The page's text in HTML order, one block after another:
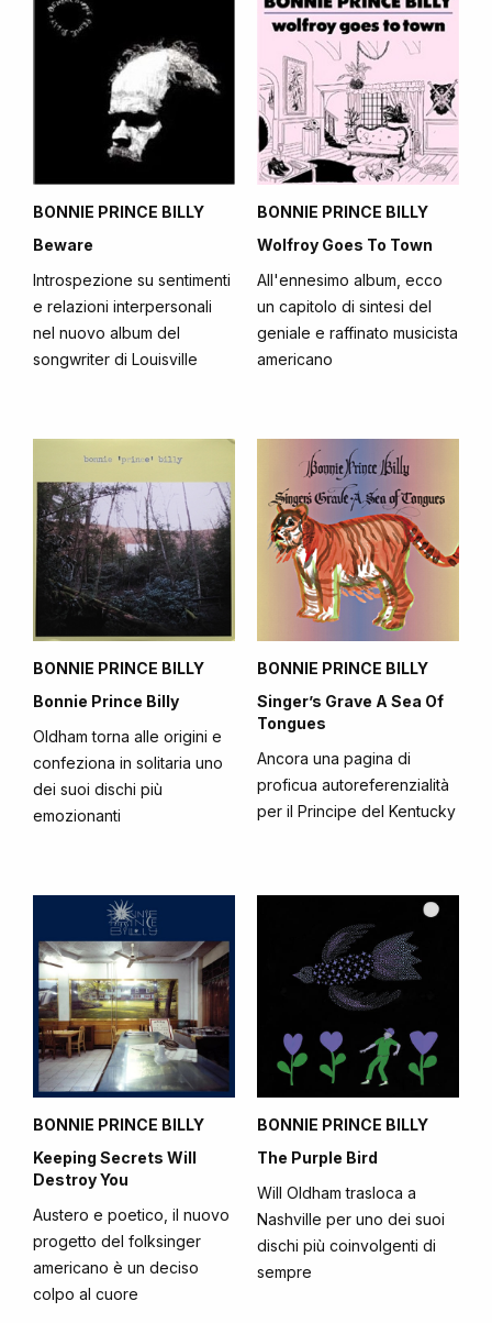
BONNIE PRINCE BILLY
Beware
Introspezione su sentimenti
e relazioni interpersonali
nel nuovo album del
songwriter di Louisville
BONNIE PRINCE BILLY
Wolfroy Goes To Town
All'ennesimo album, ecco
un capitolo di sintesi del
geniale e raffinato musicista
americano
BONNIE PRINCE BILLY
Bonnie Prince Billy
Oldham torna alle origini e
confeziona in solitaria uno
dei suoi dischi più
emozionanti
BONNIE PRINCE BILLY
Singer’s Grave A Sea Of
Tongues
Ancora una pagina di
proficua autoreferenzialità
per il Principe del Kentucky
BONNIE PRINCE BILLY
Keeping Secrets Will
Destroy You
Austero e poetico, il nuovo
progetto del folksinger
americano è un deciso
colpo al cuore
BONNIE PRINCE BILLY
The Purple Bird
Will Oldham trasloca a
Nashville per uno dei suoi
dischi più coinvolgenti di
sempre